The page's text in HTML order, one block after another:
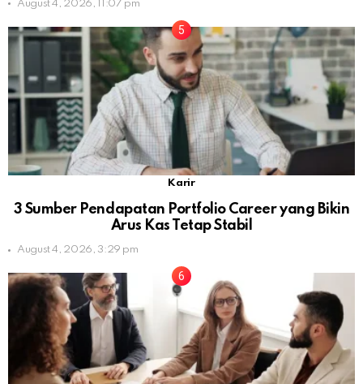
August 4, 2026, 11:07 pm
Karir
3 Sumber Pendapatan Portfolio Career yang Bikin
Arus Kas Tetap Stabil
August 4, 2026, 3:29 pm